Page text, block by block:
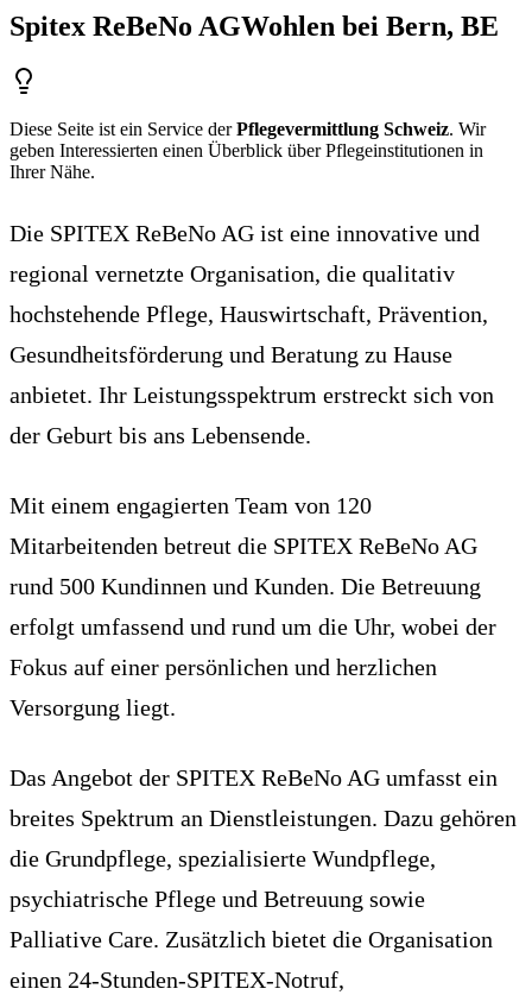
Spitex ReBeNo AGWohlen bei Bern, BE
Diese Seite ist ein Service derPflegevermittlung Schweiz. Wir
geben Interessierten einen Überblick über Pflegeinstitutionen in
Ihrer Nähe.
Die SPITEX ReBeNo AG ist eine innovative und
regional vernetzte Organisation, die qualitativ
hochstehende Pflege, Hauswirtschaft, Prävention,
Gesundheitsförderung und Beratung zu Hause
anbietet. Ihr Leistungsspektrum erstreckt sich von
der Geburt bis ans Lebensende.
Mit einem engagierten Team von 120
Mitarbeitenden betreut die SPITEX ReBeNo AG
rund 500 Kundinnen und Kunden. Die Betreuung
erfolgt umfassend und rund um die Uhr, wobei der
Fokus auf einer persönlichen und herzlichen
Versorgung liegt.
Das Angebot der SPITEX ReBeNo AG umfasst ein
breites Spektrum an Dienstleistungen. Dazu gehören
die Grundpflege, spezialisierte Wundpflege,
psychiatrische Pflege und Betreuung sowie
Palliative Care. Zusätzlich bietet die Organisation
einen 24-Stunden-SPITEX-Notruf,